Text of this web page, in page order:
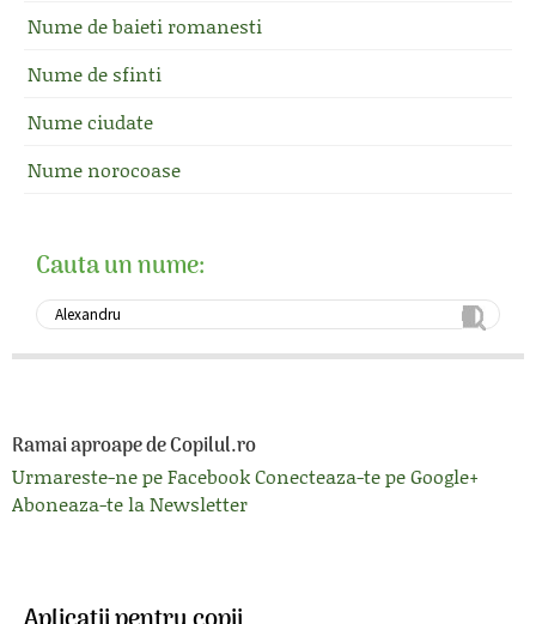
Nume de baieti romanesti
Nume de sfinti
Nume ciudate
Nume norocoase
Cauta un nume:
Ramai aproape de Copilul.ro
Urmareste-ne pe FacebookConecteaza-te pe Google+
Aboneaza-te la Newsletter